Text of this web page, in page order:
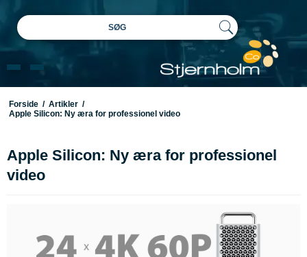
SØG
Forside / Artikler /
Apple Silicon: Ny æra for professionel video
Apple Silicon: Ny æra for professionel
video